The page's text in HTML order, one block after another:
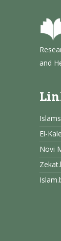
and
El-
Novi